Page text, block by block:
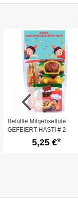
Befüllte Mitgebseltüte
GEFEIERT HAST! # 2
5,25 €